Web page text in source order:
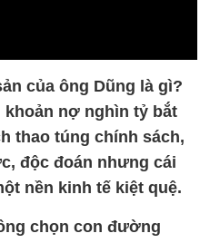
của ông Dũng là gì?
khoản nợ nghìn tỷ bắt
thao túng chính sách,
độc đoán nhưng cái
nền kinh tế kiệt quệ.
chọn con đường